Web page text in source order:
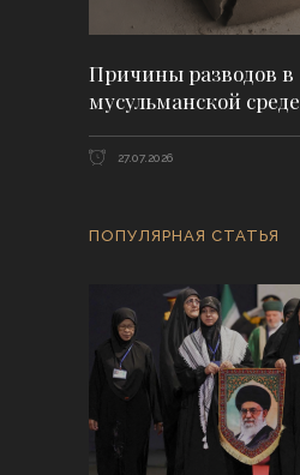
Причины разводов в
мусульманской среде
27.07.2026
ПОПУЛЯРНАЯ СТАТЬЯ